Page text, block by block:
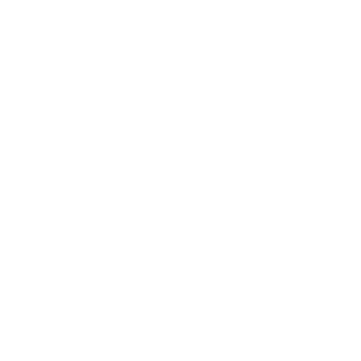
o residentes en los Estados
en los que está permitido
X-Markets en los Estados
o residentes en los Estados
ni deben utilizarse, como un